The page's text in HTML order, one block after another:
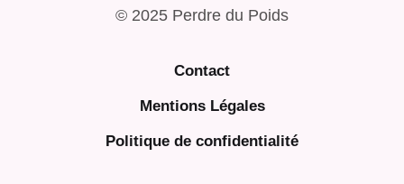
© 2025 Perdre du Poids
Contact
Mentions Légales
Politique de confidentialité